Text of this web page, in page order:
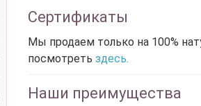
Сертификаты
Мы продаем только на 100%
посмотреть здесь.
Наши преимущества